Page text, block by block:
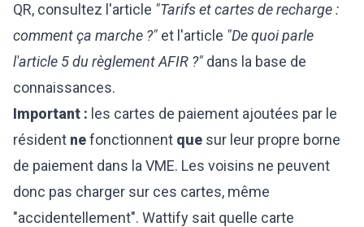
QR, consultez l'article "Tarifs et cartes de recharge :
comment ça marche ?" et l'article "De quoi parle
l'article 5 du règlement AFIR ?" dans la base de
connaissances.
Important : les cartes de paiement ajoutées par le
résident nefonctionnent que sur leur propre borne
de paiement dans la VME. Les voisins ne peuvent
donc pas charger sur ces cartes, même
"accidentellement". Wattify sait quelle carte